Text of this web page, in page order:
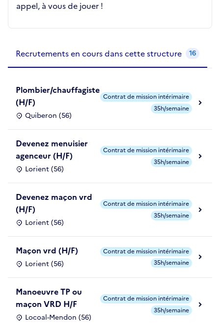
appel, à vous de jouer !
Recrutements en cours dans cette structure 16
Plombier/chauffagiste
(H/F)
Quiberon (56)
Contrat de mission intérimaire
35h/semaine
Devenez menuisier
agenceur (H/F)
Lorient (56)
Contrat de mission intérimaire
35h/semaine
Devenez maçon vrd
(H/F)
Lorient (56)
Contrat de mission intérimaire
35h/semaine
Maçon vrd (H/F)
Lorient (56)
Contrat de mission intérimaire
35h/semaine
Manoeuvre TP ou
maçon VRD H/F
Locoal-Mendon (56)
Contrat de mission intérimaire
35h/semaine